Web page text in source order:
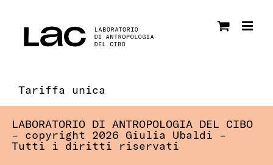
contenuto
Tariffa unica
LABORATORIO DI ANTROPOLOGIA DEL CIBO
– copyright 2026 Giulia Ubaldi –
Tutti i diritti riservati